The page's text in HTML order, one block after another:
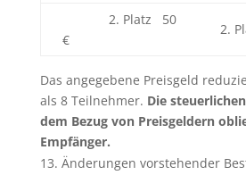
2. Platz 50
€
2.
Das angegebene Preisgeld
als 8 Teilnehmer. Die
dem Bezug von Preisgeldern
Empfänger.
Änderungen vorstehender